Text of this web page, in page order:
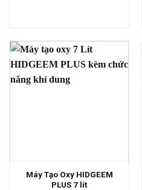
Máy Tạo Oxy HIDGEEM
PLUS 7 lít